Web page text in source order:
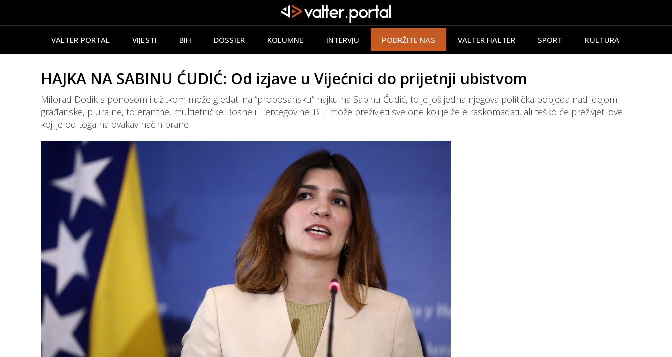
VALTER PORTAL VIJESTI BIH DOSSIER KOLUMNE INTERVJU PODRŽITE NAS VALTER HALTER SPORT KULTURA
HAJKA NA SABINU ĆUDIĆ: Od izjave u Vijećnici do prijetnji ubistvom
Milorad Dodik s ponosom i užitkom može gledati na “probosansku” hajku na Sabinu Ćudić, to je još jedna njegova politička pobjeda nad idejom
građanske, pluralne, tolerantne, multietničke Bosne i Hercegovine. BiH može preživjeti sve one koji je žele raskomadati, ali teško će preživjeti ove
koji je od toga na ovakav način brane